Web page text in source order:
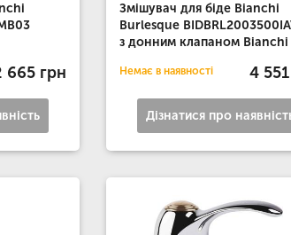
665 грн
Змішувач для біде Bianchi
Burlesque
з донним клапаном Bianchi
Немає в наявності 4
Дізнатися про